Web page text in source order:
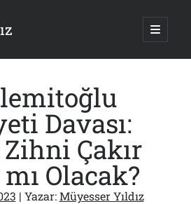
ana
Davası:
Çakır
Olacak?
| Yazar:Müyesser Yıldız